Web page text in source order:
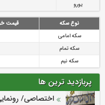
یورو
نوع سکه قیمت
سکه امامی
سکه تمام
سکه نیم
پربازدید ترین ها
اختصاصی/